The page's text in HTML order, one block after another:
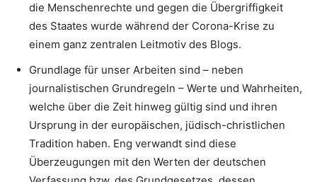
die Menschenrechte und gegen die Übergriffigkeit
des Staates wurde während der Corona-Krise zu
einem ganz zentralen Leitmotiv des Blogs.
Grundlage für unser Arbeiten sind – neben
journalistischen Grundregeln – Werte und Wahrheiten,
welche über die Zeit hinweg gültig sind und ihren
Ursprung in der europäischen, jüdisch-christlichen
Tradition haben. Eng verwandt sind diese
Überzeugungen mit den Werten der deutschen